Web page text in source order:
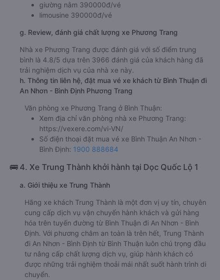
giường nằm 390000đ/vé
limousine 390000đ/vé
g. Review, đánh giá chất lượng xe Phương Trang
Nhà xe Phương Trang được đánh giá với số điểm trung
bình là 4.8/5 dựa trên 3966 đánh giá của khách hàng đã
trải nghiệm dịch vụ của nhà xe này.
h. Thông tin liên hệ, đặt mua vé xe khách từ Bình Thuận đi
An Nhơn - Bình Định Phương Trang
Văn phòng xe Phương Trang ở Bình Thuận:
Xem địa chỉ văn phòng nhà xe Phương Trang:
https://vexere.com/vi-VN/
Số điện thoại đặt mua vé xe Bình Thuận An Nhơn -
Bình Định: 1900 888684
🚌 4. Xe Trung Thành khởi hành tại Dọc Quốc Lộ 1
a. Giới thiệu xe Trung Thành
Hãng xe khách Trung Thành là một đơn vị uy tín, chuyên
cung cấp dịch vụ vận chuyển hành khách và gửi hàng
hóa trên tuyến đường từ Bình Thuận đi An Nhơn - Bình
Định. Với phương châm an toàn là trên hết, Trung Thành
đi An Nhơn - Bình Định từ Bình Thuận luôn chú trọng đầu
tư nâng cấp chất lượng dịch vụ, giúp hành khách có
được những trải nghiệm thoải mái nhất suốt hành trình di
chuyển.